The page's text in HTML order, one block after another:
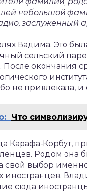
небольшой
заслуженный
Вадима. Это
сельский
После окончания
не привлекала,
Что
Карафа-Корбут,
Родом она
свой выбор
иностранцев.
сюда